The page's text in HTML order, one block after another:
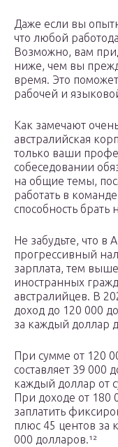
Даже если вы
что любой
Возможно, вам
ниже, чем вы
время. Это
рабочей и
Как замечают
австралийская
только ваши
собеседовании
на общие темы,
работать в
способность брать
Не забудьте, что в
прогрессивный
зарплата, тем
иностранных
австралийцев. В
доход до 120 000
за каждый доллар
При сумме от 120
составляет 39 000
каждый доллар от
При доходе от 180
заплатить
плюс 45 центов за
000 долларов.¹²